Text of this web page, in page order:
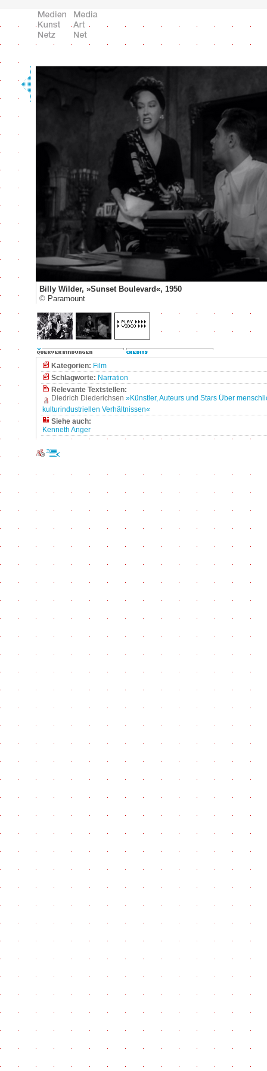
Billy Wilder, »Sunset Boulevard«, 1950
© Paramount
Kategorien: Film
Schlagworte: Narration
Relevante Textstellen:
Diedrich Diederichsen »Künstler, Auteurs und Stars Über
kulturindustriellen Verhältnissen«
Siehe auch:
Kenneth Anger